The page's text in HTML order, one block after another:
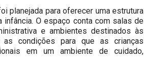
planejada para oferecer uma estrutura
infância. O espaço conta com salas de
e ambientes destinados às
as condições para que as crianças
em um ambiente de cuidado,